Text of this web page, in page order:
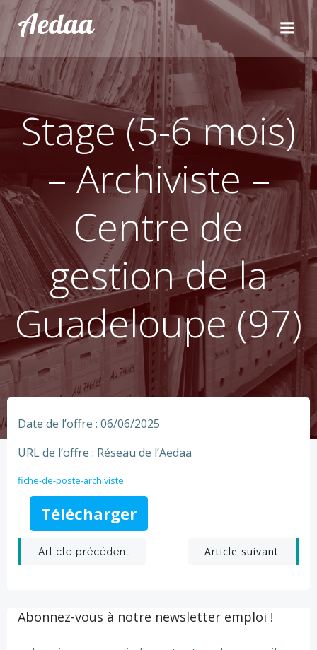
Aller
au
contenu
Aedaa
Stage (5-6 mois)
– Archiviste –
Centre de
gestion de la
Guadeloupe (97)
Date de l’offre : 06/06/2025
URL de l’offre : Réseau de l’Aedaa
fiche-de-poste-archiviste
Télécharger
Post
Article précédent
PostArticle suivant
Abonnez-vous à notre newsletter emploi !